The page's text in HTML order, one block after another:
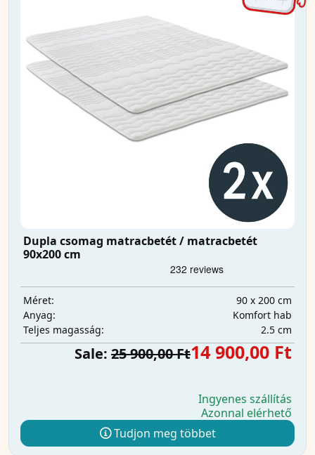
Dupla csomag matracbetét / matracbetét
90x200 cm
Méret:
90 x 200 cm
Anyag:
Komfort hab
Teljes magasság:
2.5 cm
Sale: 25 900,00 Ft14 900,00 Ft
Ingyenes szállítás
Azonnal elérhető
Tudjon meg többet